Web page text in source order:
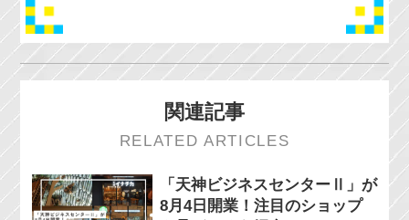
関連記事
RELATED ARTICLES
「天神ビジネスセンターⅡ」が
8月4日開業！注目のショップ